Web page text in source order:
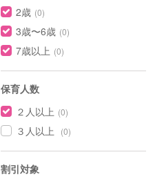
2歳 (0)
3歳〜6歳 (0)
7歳以上 (0)
保育人数
２人以上 (0)
３人以上 (0)
割引対象